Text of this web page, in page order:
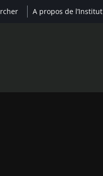
A propos de l’Institut